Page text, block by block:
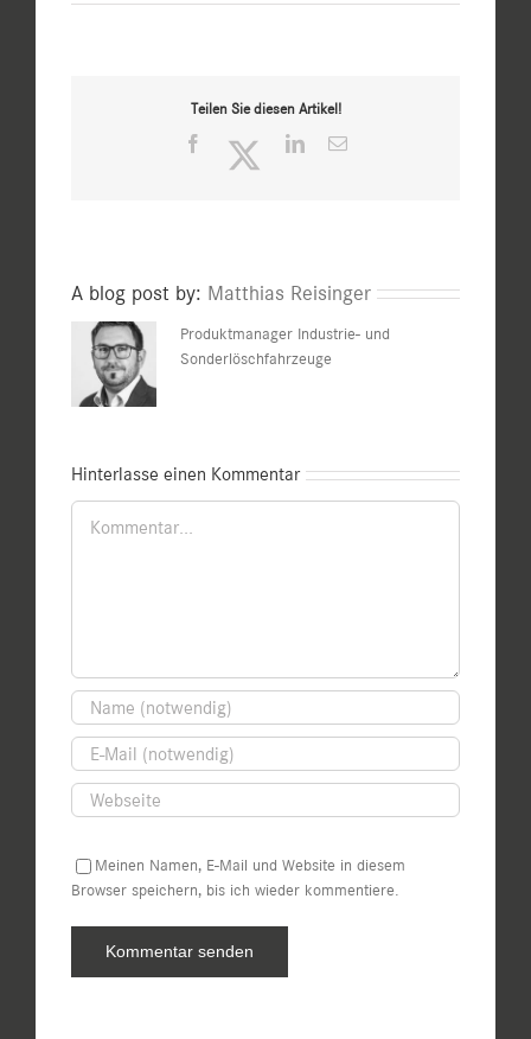
Teilen Sie diesen Artikel!
Facebook TwitterLinkedIn
E-
A blog post by: Matthias Reisinger
Produktmanager Industrie- und
Sonderlöschfahrzeuge
Hinterlasse einen Kommentar
Kommentar
Meinen Namen, E-Mail und Website in diesem
Browser speichern, bis ich wieder kommentiere.